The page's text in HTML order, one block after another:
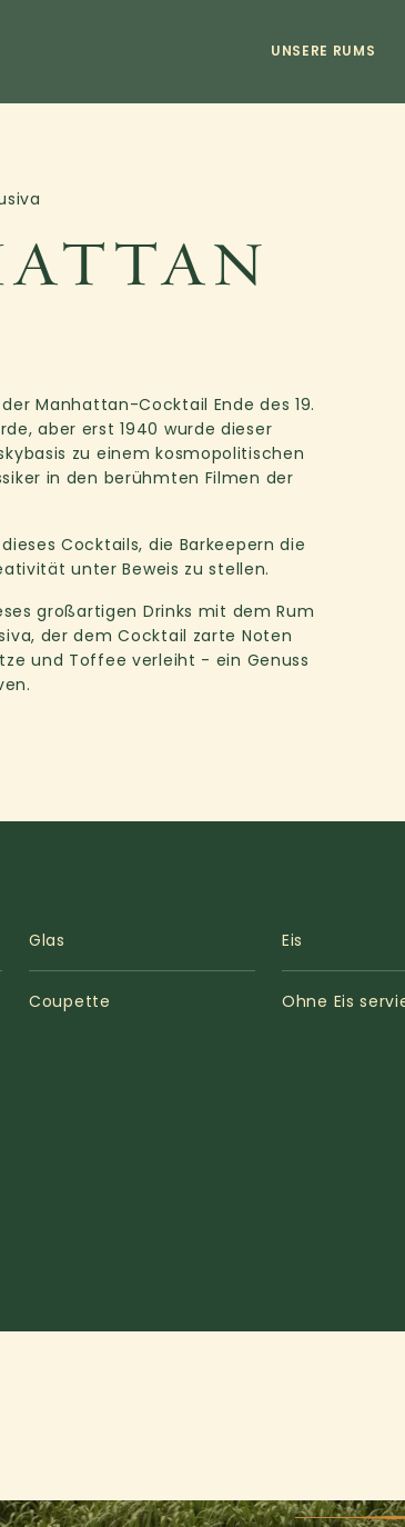
UNSERE RUMS
Manhattan-Cocktail Ende des 19.
aber erst 1940 wurde dieser
zu einem kosmopolitischen
in den berühmten Filmen der
Cocktails, die Barkeepern die
unter Beweis zu stellen.
großartigen Drinks mit dem Rum
der dem Cocktail zarte Noten
und Toffee verleiht - ein Genuss
Glas
Coupette
Eis
Ohne Eis